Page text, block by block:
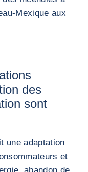
Mexique aux
des
sont
une adaptation
et